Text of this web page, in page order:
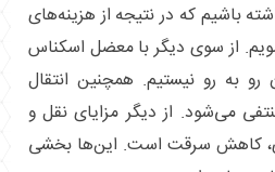
باشیم که در نتیجه از هزینه‌های
از سوی دیگر با معضل اسکناس
به رو نیستیم. همچنین انتقال
می‌شود. از دیگر مزایای نقل و
کاهش سرقت است. این‌ها بخشی